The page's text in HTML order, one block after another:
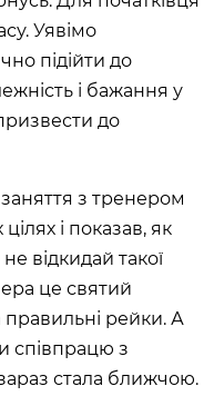
Уявімо
підійти до
і бажання у
до
з тренером
і показав, як
відкидай такої
це святий
правильні рейки. А
співпрацю з
стала ближчою.